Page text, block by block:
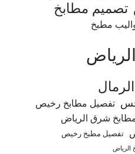
تصميم مطابخ
مطبخ
تفصيل مطابخ رخيص
شرق الرياض
تفصيل مطبخ رخيص
الرياض